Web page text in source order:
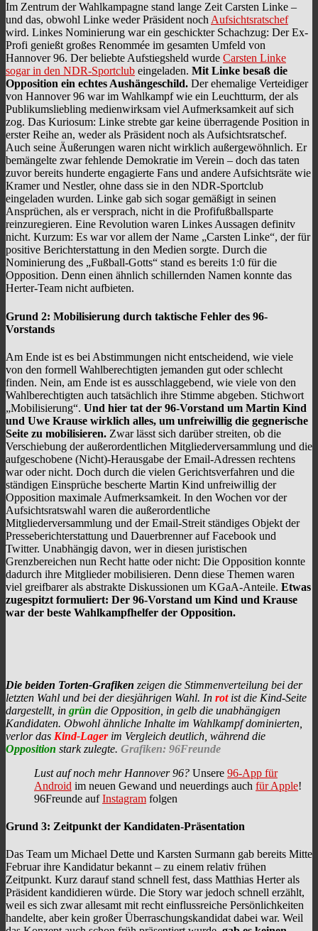
Im Zentrum der Wahlkampagne stand lange Zeit Carsten Linke –
und das, obwohl Linke weder Präsident noch Aufsichtsratschef
wird. Linkes Nominierung war ein geschickter Schachzug: Der Ex-
Profi genießt großes Renommée im gesamten Umfeld von
Hannover 96. Der beliebte Aufstiegsheld wurde Carsten Linke
sogar in den NDR-Sportclub eingeladen. Mit Linke besaß die
Opposition ein echtes Aushängeschild. Der ehemalige Verteidiger
von Hannover 96 war im Wahlkampf wie ein Leuchtturm, der als
Publikumsliebling medienwirksam viel Aufmerksamkeit auf sich
zog. Das Kuriosum: Linke strebte gar keine überragende Position in
erster Reihe an, weder als Präsident noch als Aufsichtsratschef.
Auch seine Äußerungen waren nicht wirklich außergewöhnlich. Er
bemängelte zwar fehlende Demokratie im Verein – doch das taten
zuvor bereits hunderte engagierte Fans und andere Aufsichtsräte wie
Kramer und Nestler, ohne dass sie in den NDR-Sportclub
eingeladen wurden. Linke gab sich sogar gemäßigt in seinen
Ansprüchen, als er versprach, nicht in die Profifußballsparte
reinzuregieren. Eine Revolution waren Linkes Aussagen definitv
nicht. Kurzum: Es war vor allem der Name „Carsten Linke“, der für
positive Berichterstattung in den Medien sorgte. Durch die
Nominierung des „Fußball-Gotts“ stand es bereits 1:0 für die
Opposition. Denn einen ähnlich schillernden Namen konnte das
Herter-Team nicht aufbieten.
Grund 2: Mobilisierung durch taktische Fehler des 96-
Vorstands
Am Ende ist es bei Abstimmungen nicht entscheidend, wie viele
von den formell Wahlberechtigten jemanden gut oder schlecht
finden. Nein, am Ende ist es ausschlaggebend, wie viele von den
Wahlberechtigten auch tatsächlich ihre Stimme abgeben. Stichwort
„Mobilisierung“. Und hier tat der 96-Vorstand um Martin Kind
und Uwe Krause wirklich alles, um unfreiwillig die gegnerische
Seite zu mobilisieren. Zwar lässt sich darüber streiten, ob die
Verschiebung der außerordentlichen Mitgliederversammlung und die
aufgeschobene (Nicht)-Herausgabe der Email-Adressen rechtens
war oder nicht. Doch durch die vielen Gerichtsverfahren und die
ständigen Einsprüche bescherte Martin Kind unfreiwillig der
Opposition maximale Aufmerksamkeit. In den Wochen vor der
Aufsichtsratswahl waren die außerordentliche
Mitgliederversammlung und der Email-Streit ständiges Objekt der
Presseberichterstattung und Dauerbrenner auf Facebook und
Twitter. Unabhängig davon, wer in diesen juristischen
Grenzbereichen nun Recht hatte oder nicht: Die Opposition konnte
dadurch ihre Mitglieder mobilisieren. Denn diese Themen waren
viel greifbarer als abstrakte Diskussionen um KGaA-Anteile. Etwas
zugespitzt formuliert: Der 96-Vorstand um Kind und Krause
war der beste Wahlkampfhelfer der Opposition.
Die beiden Torten-Grafiken zeigen die Stimmenverteilung bei der
letzten Wahl und bei der diesjährigen Wahl. In rot ist die Kind-Seite
dargestellt, in grün die Opposition, in gelb die unabhängigen
Kandidaten. Obwohl ähnliche Inhalte im Wahlkampf dominierten,
verlor das Kind-Lagerim Vergleich deutlich, während die
Opposition stark zulegte. Grafiken: 96Freunde
Lust auf noch mehr Hannover 96? Unsere 96-App für
Android im neuen Gewand und neuerdings auch für Apple!
96Freunde aufInstagram folgen
Grund 3: Zeitpunkt der Kandidaten-Präsentation
Das Team um Michael Dette und Karsten Surmann gab bereits Mitte
Februar ihre Kandidatur bekannt – zu einem relativ frühen
Zeitpunkt. Kurz darauf stand schnell fest, dass Matthias Herter als
Präsident kandidieren würde. Die Story war jedoch schnell erzählt,
weil es sich zwar allesamt mit recht einflussreiche Persönlichkeiten
handelte, aber kein großer Überraschungskandidat dabei war. Weil